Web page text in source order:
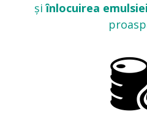
șiînlocuirea emulsiei